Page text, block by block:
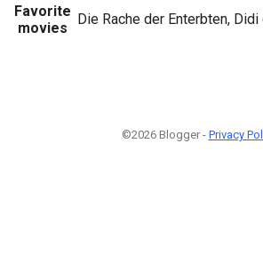
Favorite
movies
Die Rache der Enterbten,
©2026 Blogger - Privacy